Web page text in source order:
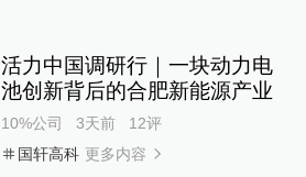
活力中国调研行｜一块动力电
池创新背后的合肥新能源产业
10%公司 3天前 12评
国轩高科 更多内容